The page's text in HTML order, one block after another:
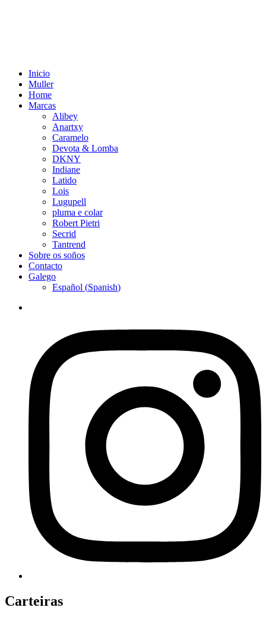
Inicio
Muller
Home
Marcas
Alibey
Anartxy
Caramelo
Devota & Lomba
DKNY
Indiane
Latido
Lois
Lugupell
pluma e colar
Robert Pietri
Secrid
Tantrend
Sobre os soños
Contacto
Galego
Español (Spanish)
Carteiras